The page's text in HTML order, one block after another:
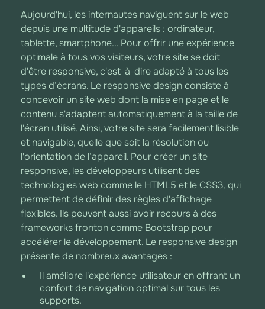
Aujourd'hui, les internautes naviguent sur le web
depuis une multitude d'appareils : ordinateur,
tablette, smartphone... Pour offrir une expérience
optimale à tous vos visiteurs, votre site se doit
d'être responsive, c'est-à-dire adapté à tous les
types d’écrans. Le responsive design consiste à
concevoir un site web dont la mise en page et le
contenu s'adaptent automatiquement à la taille de
l'écran utilisé. Ainsi, votre site sera facilement lisible
et navigable, quelle que soit la résolution ou
l'orientation de l’appareil. Pour créer un site
responsive, les développeurs utilisent des
technologies web comme le HTML5 et le CSS3, qui
permettent de définir des règles d'affichage
flexibles. Ils peuvent aussi avoir recours à des
frameworks fronton comme Bootstrap pour
accélérer le développement. Le responsive design
présente de nombreux avantages :
Il améliore l'expérience utilisateur en offrant un
confort de navigation optimal sur tous les
supports.